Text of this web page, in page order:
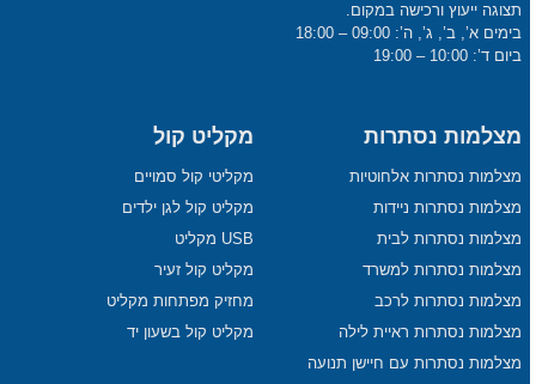
תצוגה ייעוץ ורכישה במקום.
בימים א’, ב’, ג’, ה’: 09:00 – 18:00
ביום ד’: 10:00 – 19:00
מצלמות נסתרות
מצלמות נסתרות אלחוטיות
מצלמות נסתרות ניידות
מצלמות נסתרות לבית
מצלמות נסתרות למשרד
מצלמות נסתרות לרכב
מצלמות נסתרות ראיית לילה
מצלמות נסתרות עם חיישן תנועה
מקליט קול
מקליטי קול סמויים
מקליט קול לגן ילדים
USB מקליט
מקליט קול זעיר
מחזיק מפתחות מקליט
מקליט קול בשעון יד